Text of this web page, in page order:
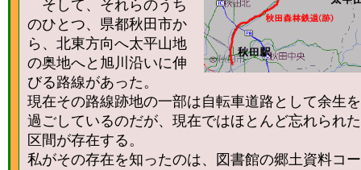
そして、それらのうち
のひとつ、県都秋田市か
ら、北東方向へ太平山地
の奥地へと旭川沿いに伸
びる路線があった。
現在その路線跡地の一部は自転車道路として余生を
過ごしているのだが、現在ではほとんど忘れられた
区間が存在する。
私がその存在を知ったのは、図書館の郷土資料コー